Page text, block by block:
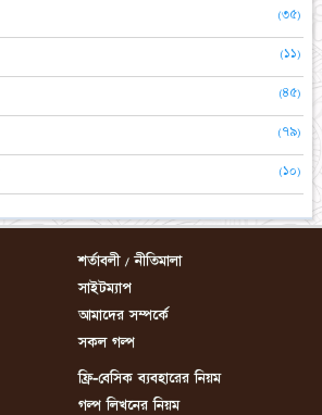
(৩৫)
(১১)
(৪৫)
(৭৯)
(১০)
শর্তাবলী / নীতিমালা
সাইটম্যাপ
আমাদের সম্পর্কে
সকল গল্প
ফ্রি-বেসিক ব্যবহারের নিয়ম
গল্প লিখনের নিয়ম